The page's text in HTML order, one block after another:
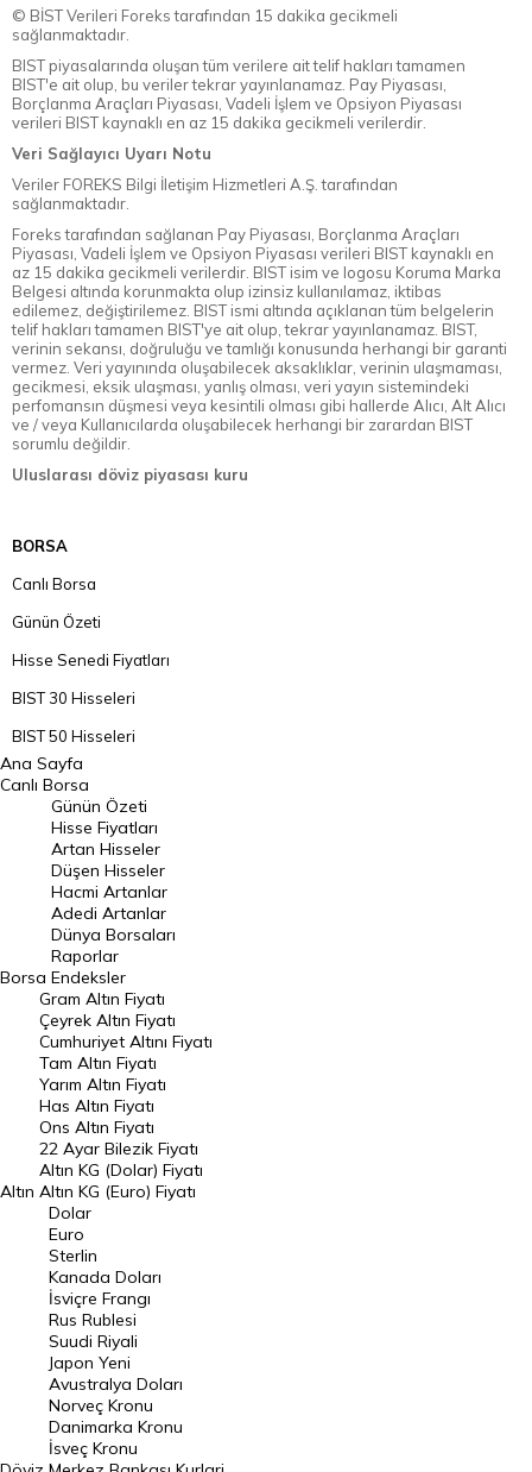
© BİST Verileri Foreks tarafından 15 dakika gecikmeli
sağlanmaktadır.
BIST piyasalarında oluşan tüm verilere ait telif hakları tamamen
BIST'e ait olup, bu veriler tekrar yayınlanamaz. Pay Piyasası,
Borçlanma Araçları Piyasası, Vadeli İşlem ve Opsiyon Piyasası
verileri BIST kaynaklı en az 15 dakika gecikmeli verilerdir.
Veri Sağlayıcı Uyarı Notu
Veriler FOREKS Bilgi İletişim Hizmetleri A.Ş. tarafından
sağlanmaktadır.
Foreks tarafından sağlanan Pay Piyasası, Borçlanma Araçları
Piyasası, Vadeli İşlem ve Opsiyon Piyasası verileri BIST kaynaklı en
az 15 dakika gecikmeli verilerdir. BIST isim ve logosu Koruma Marka
Belgesi altında korunmakta olup izinsiz kullanılamaz, iktibas
edilemez, değiştirilemez. BIST ismi altında açıklanan tüm belgelerin
telif hakları tamamen BIST'ye ait olup, tekrar yayınlanamaz. BIST,
verinin sekansı, doğruluğu ve tamlığı konusunda herhangi bir garanti
vermez. Veri yayınında oluşabilecek aksaklıklar, verinin ulaşmaması,
gecikmesi, eksik ulaşması, yanlış olması, veri yayın sistemindeki
perfomansın düşmesi veya kesintili olması gibi hallerde Alıcı, Alt Alıcı
ve / veya Kullanıcılarda oluşabilecek herhangi bir zarardan BIST
sorumlu değildir.
Uluslarası döviz piyasası kuru
BORSA
Canlı Borsa
Günün Özeti
Hisse Senedi Fiyatları
BIST 30 Hisseleri
BIST 50 Hisseleri
BIST 100 Hisseleri
En Çok Artan Hisseler
En Çok Düşen Hisseler
Hacmi Artanlar
Geçmiş Kapanışlar
Dünya Borsaları
Raporlar
Endeksler
DÖVİZ
Döviz Kuru
Dolar Kuru
Euro Kuru
Pound Kuru
Frank Kuru
Riyal Kuru
Avustralya Doları
Danimarka Kronu Kuru
Kanada Doları Kuru
Ana Sayfa
Canlı Borsa
Borsa
Günün Özeti
Hisse Fiyatları
Artan Hisseler
Düşen Hisseler
Hacmi Artanlar
Adedi Artanlar
Dünya Borsaları
Raporlar
Endeksler
Altın
Gram Altın Fiyatı
Çeyrek Altın Fiyatı
Cumhuriyet Altını Fiyatı
Tam Altın Fiyatı
Yarım Altın Fiyatı
Has Altın Fiyatı
Ons Altın Fiyatı
22 Ayar Bilezik Fiyatı
Altın KG (Dolar) Fiyatı
Altın KG (Euro) Fiyatı
Dolar
Euro
Sterlin
Kanada Doları
İsviçre Frangı
Rus Rublesi
Suudi Riyali
Japon Yeni
Avustralya Doları
Norveç Kronu
Danimarka Kronu
İsveç Kronu